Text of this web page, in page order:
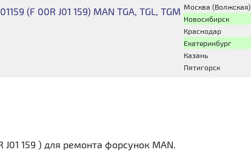
(F 00R J01 159) MAN TGA, TGL, TGM Москва (Волжская)
Новосибирск
Краснодар
Екатеринбург
Казань
Пятигорск
J01 159 ) для ремонта форсунок MAN.